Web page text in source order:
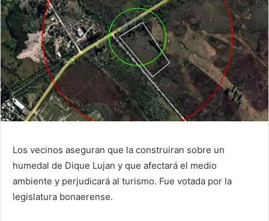
Los vecinos aseguran que la construiran sobre un
humedal de Dique Lujan y que afectará el medio
ambiente y perjudicará al turismo. Fue votada por la
legislatura bonaerense.